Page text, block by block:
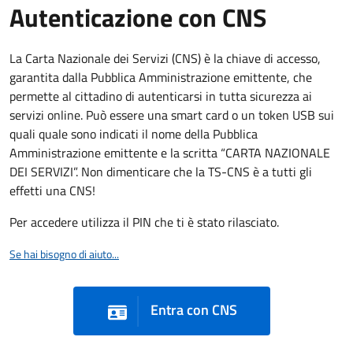
Autenticazione con CNS
La Carta Nazionale dei Servizi (CNS) è la chiave di accesso,
garantita dalla Pubblica Amministrazione emittente, che
permette al cittadino di autenticarsi in tutta sicurezza ai
servizi online. Può essere una smart card o un token USB sui
quali quale sono indicati il nome della Pubblica
Amministrazione emittente e la scritta “CARTA NAZIONALE
DEI SERVIZI”. Non dimenticare che la TS-CNS è a tutti gli
effetti una CNS!
Per accedere utilizza il PIN che ti è stato rilasciato.
Se hai bisogno di aiuto...
Entra con CNS